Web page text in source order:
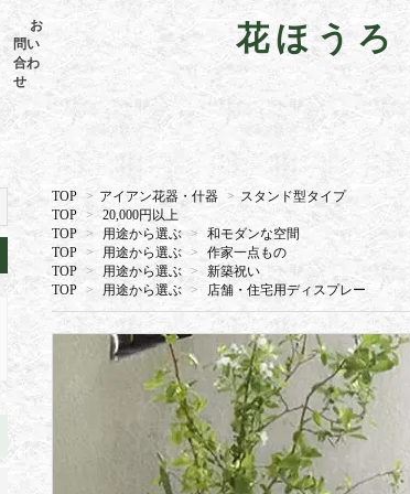
お
問い
合わ
せ
花ほうろ
TOP > アイアン花器・什器 > スタンド型タイプ
TOP
>
20,000円以上
TOP > 用途から選ぶ >
和モダンな空間
TOP
> 用途から選ぶ >
作家一点もの
TOP > 用途から選ぶ >
新築祝い
TOP > 用途から選ぶ > 店舗・住宅用ディスプレー